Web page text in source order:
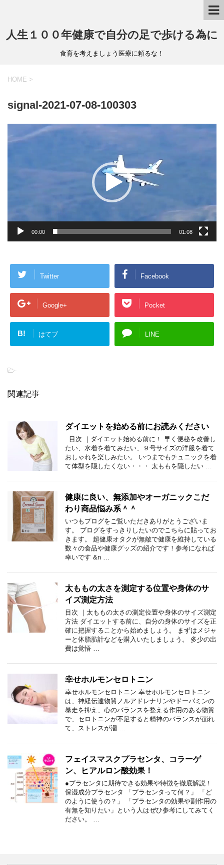
人生１００年健康で自分の足で歩ける為に
食育を考えましょう医療に頼るな！
HOME >
signal-2021-07-08-100303
画
00:00 01:08
Twitter Facebook
Google+ Pocket
B! はてブ LINE
-
関連記事
ダイエットを始める前にお読みください
目次 ｜ダイエット始める前に！ 早く便秘を改善し
たい、水着を着てみたい、９号サイズの洋服を着て
おしゃれを楽しみたい。 いつまでもチュニックを着
て体型を隠したくない・・・ 太ももを隠したい …
健康に良い、無添加やオーガニックこだ
わり商品悩み系＾＾
いつもプログをご覧いただきありがとうございま
す。 ブログをすっきりしたいのでこちらに貼ってお
きます。 超健康オタクが無敵で健康を維持している
数々の食品や健康グッズの紹介です！参考になれば
幸いです &n …
太ももの太さを測定する位置や身体のサ
イズ測定方法
目次 ｜太ももの太さの測定位置や身体のサイズ測定
方法 ダイエットする前に、自分の身体のサイズを正
確に把握することから始めましょう。 まずはメジャ
ーと体脂肪計などを購入いたしましょう。 多少の出
費は覚悟 …
幸せホルモンセロトニン
幸せホルモンセロトニン 幸せホルモンセロトニン
は、神経伝達物質ノルアドレナリンやドーパミンの
暴走を抑え、心のバランスを整える作用のある物質
で、セロトニンが不足すると精神のバランスが崩れ
て、ストレスが溜 …
フェイスマスクプラセンタ、コラーゲ
ン、ヒアルロン酸効果！
●プラセンタに期待できる効果や特徴を徹底解説！
保湿成分プラセンタ 「プラセンタって何？」 「ど
のように使うの？」 「プラセンタの効果や副作用の
有無を知りたい」という人はぜひ参考にしてみてく
ださい。 …